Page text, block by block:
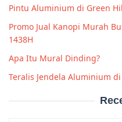
Pintu Aluminium di Green
Promo Jual Kanopi Murah
1438H
Apa Itu Mural Dinding?
Teralis Jendela Aluminium